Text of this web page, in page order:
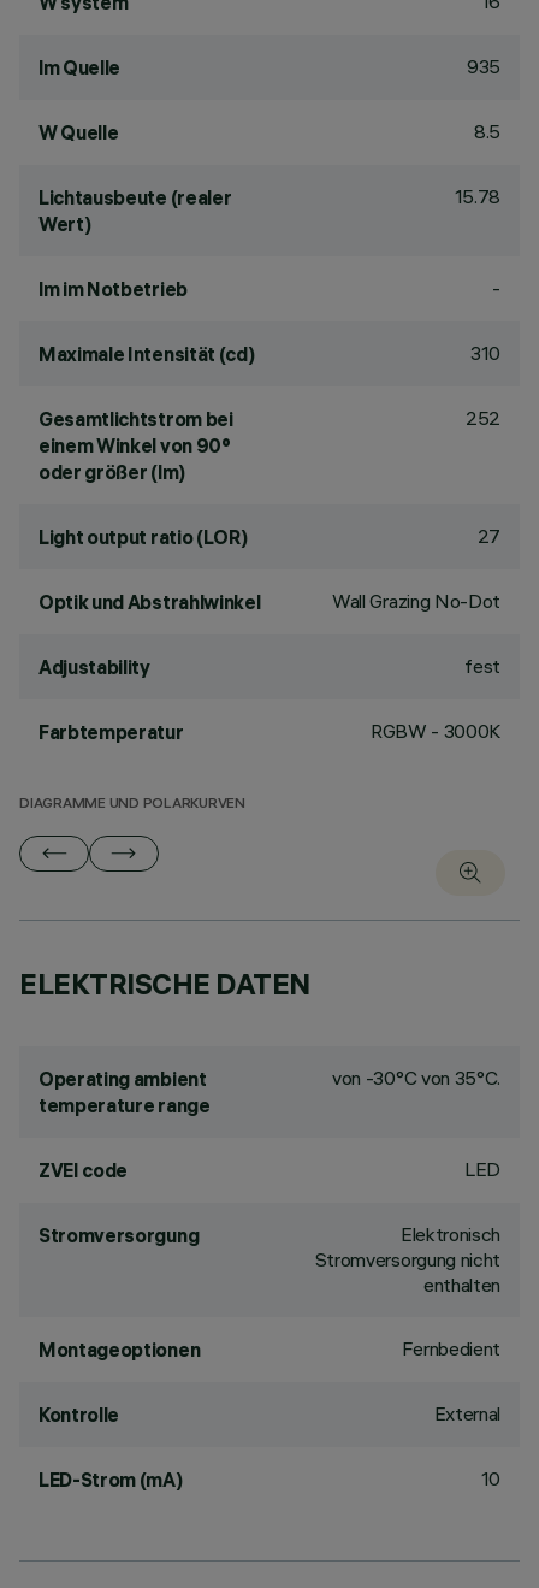
lm Quelle 935
W Quelle 8.5
Lichtausbeute (realer
Wert)
15.78
lm im Notbetrieb -
Maximale Intensität (cd) 310
Gesamtlichtstrom bei
einem Winkel von 90°
oder größer (lm)
252
Light output ratio (LOR) 27
Optik und Abstrahlwinkel Wall Grazing No-Dot
Adjustability fest
Farbtemperatur RGBW - 3000K
DIAGRAMME UND POLARKURVEN
ELEKTRISCHE DATEN
Operating ambient
temperature range
von -30°C von 35°C.
ZVEI code LED
Stromversorgung
Elektronisch
Stromversorgung nicht
enthalten
Montageoptionen Fernbedient
Kontrolle External
LED-Strom (mA) 10